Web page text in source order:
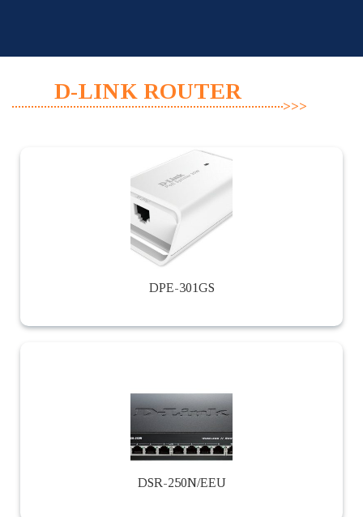
D-LINK ROUTER
DPE-301GS
DSR-250N/EEU